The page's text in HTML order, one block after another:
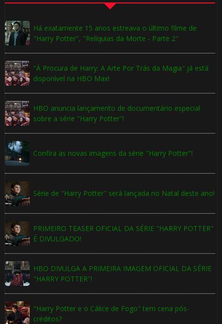
Há exatamente 15 anos estreava o último filme de
"Harry Potter", "Relíquias da Morte - Parte 2"
"À Procura de Harry: A Arte Por Trás da Magia" já está
disponível na HBO Max!
HBO anuncia lançamento de documentário especial
sobre a série "Harry Potter"!
Confira as novas imagens da série "Harry Potter"!
Série de "Harry Potter" será lançada no Natal deste ano!
PRIMEIRO TEASER OFICIAL DA SÉRIE "HARRY POTTER"
É DIVULGADO!
HBO DIVULGA A PRIMEIRA IMAGEM OFICIAL DA SÉRIE
"HARRY POTTER"!
"Harry Potter e o Cálice de Fogo" tem cena pós-
créditos?